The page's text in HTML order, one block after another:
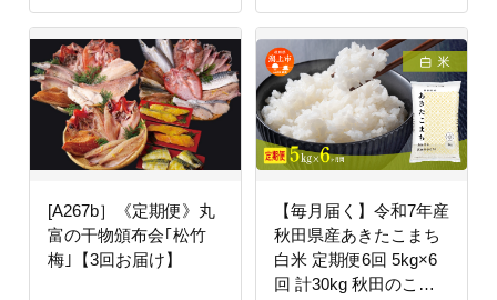
無料_JB3-25
[A267b］《定期便》丸
富の干物頒布会｢松竹
梅｣【3回お届け】
【毎月届く】令和7年産
秋田県産あきたこまち
白米 定期便6回 5kg×6
回 計30kg 秋田のこま